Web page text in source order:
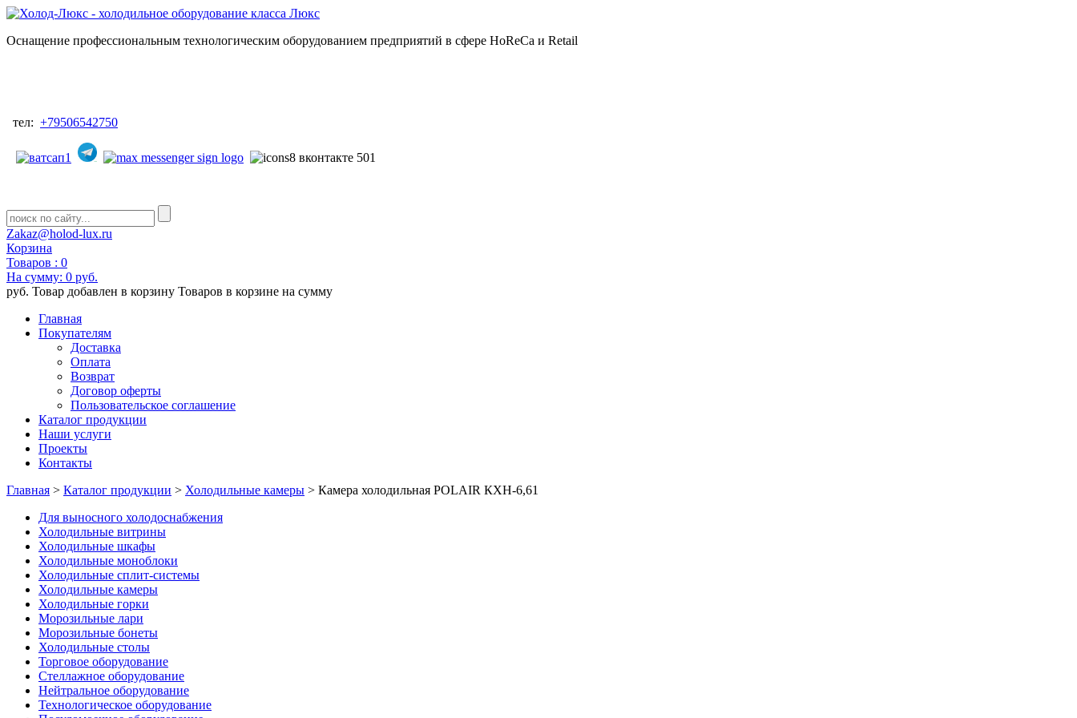
Оснащение профессиональным технологическим оборудованием предприятий в сфере HoReCa и Retail
тел: +79506542750
Zakaz@holod-lux.ru
Корзина
Товаров : 0
На сумму: 0 руб.
руб. Товар добавлен в корзину Товаров в корзине на сумму
Главная
Покупателям
Доставка
Оплата
Возврат
Договор оферты
Пользовательское соглашение
Каталог продукции
Наши услуги
Проекты
Контакты
Главная > Каталог продукции > Холодильные камеры > Камера холодильная POLAIR КХН-6,61
Для выносного холодоснабжения
Холодильные витрины
Холодильные шкафы
Холодильные моноблоки
Холодильные сплит-системы
Холодильные камеры
Холодильные горки
Морозильные лари
Морозильные бонеты
Холодильные столы
Торговое оборудование
Стеллажное оборудование
Нейтральное оборудование
Технологическое оборудование